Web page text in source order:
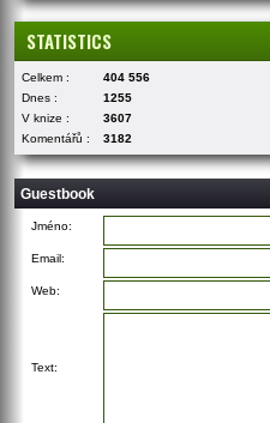
STATISTICS
Celkem :
404 556
Dnes :
1255
V knize :
3607
Komentářů :
3182
Guestbook
Jméno:
Email:
Web:
Text: